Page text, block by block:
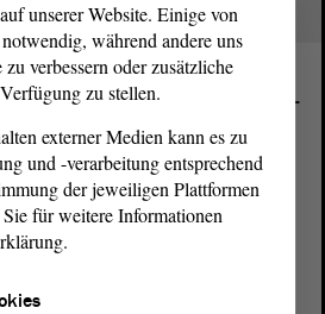
sind im Landtag von Sachsen-
unserer Website. Einige von
während andere uns
verbessern oder zusätzliche
zu stellen.
externer Medien kann es zu
und -verarbeitung entsprechend
der jeweiligen Plattformen
für weitere Informationen